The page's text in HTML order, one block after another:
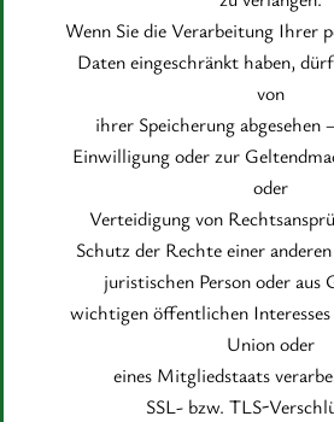
Wenn Sie die Verarbeitung Ihrer
Daten eingeschränkt haben,
von
ihrer Speicherung
Einwilligung oder zur
oder
Verteidigung von
Schutz der Rechte einer
juristischen Person oder aus
wichtigen öffentlichen Interesses
Union oder
eines Mitgliedstaats
SSL- bzw. TLS-